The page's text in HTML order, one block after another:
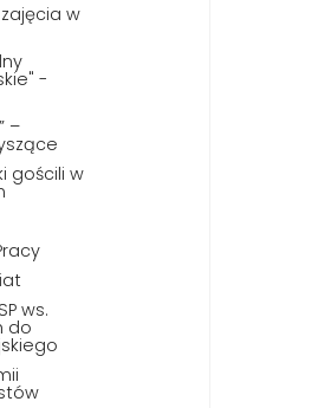
w
-
–
gościli w
ws.
do